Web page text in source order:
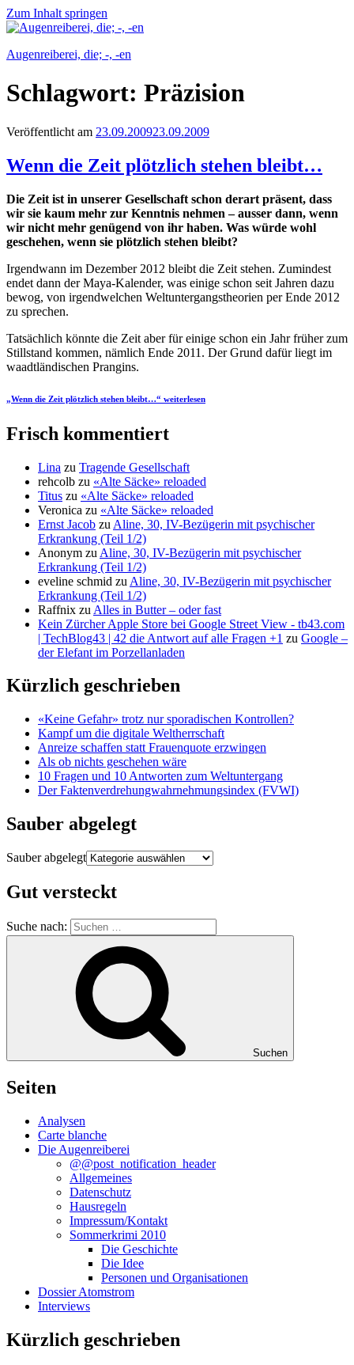
Zum Inhalt springen
Augenreiberei, die; -, -en
Schlagwort: Präzision
Veröffentlicht am 23.09.200923.09.2009
Wenn die Zeit plötzlich stehen bleibt…
Die Zeit ist in unserer Gesellschaft schon derart präsent, dass
wir sie kaum mehr zur Kenntnis nehmen – ausser dann, wenn
wir nicht mehr genügend von ihr haben. Was würde wohl
geschehen, wenn sie plötzlich stehen bleibt?
Irgendwann im Dezember 2012 bleibt die Zeit stehen. Zumindest
endet dann der Maya-Kalender, was einige schon seit Jahren dazu
bewog, von irgendwelchen Weltuntergangstheorien per Ende 2012
zu sprechen.
Tatsächlich könnte die Zeit aber für einige schon ein Jahr früher zum
Stillstand kommen, nämlich Ende 2011. Der Grund dafür liegt im
waadtländischen Prangins.
„Wenn die Zeit plötzlich stehen bleibt…“ weiterlesen
Frisch kommentiert
Lina zu Tragende Gesellschaft
rehcolb zu «Alte Säcke» reloaded
Titus zu «Alte Säcke» reloaded
Veronica zu «Alte Säcke» reloaded
Ernst Jacob zu Aline, 30, IV-Bezügerin mit psychischer
Erkrankung (Teil 1/2)
Anonym zu Aline, 30, IV-Bezügerin mit psychischer
Erkrankung (Teil 1/2)
eveline schmid zu Aline, 30, IV-Bezügerin mit psychischer
Erkrankung (Teil 1/2)
Raffnix zu Alles in Butter – oder fast
Kein Zürcher Apple Store bei Google Street View - tb43.com
| TechBlog43 | 42 die Antwort auf alle Fragen +1 zu Google –
der Elefant im Porzellanladen
Kürzlich geschrieben
«Keine Gefahr» trotz nur sporadischen Kontrollen?
Kampf um die digitale Weltherrschaft
Anreize schaffen statt Frauenquote erzwingen
Als ob nichts geschehen wäre
10 Fragen und 10 Antworten zum Weltuntergang
Der Faktenverdrehungwahrnehmungsindex (FVWI)
Sauber abgelegt
Sauber abgelegt
Gut versteckt
Suche nach:
Suchen
Seiten
Analysen
Carte blanche
Die Augenreiberei
@@post_notification_header
Allgemeines
Datenschutz
Hausregeln
Impressum/Kontakt
Sommerkrimi 2010
Die Geschichte
Die Idee
Personen und Organisationen
Dossier Atomstrom
Interviews
Kürzlich geschrieben